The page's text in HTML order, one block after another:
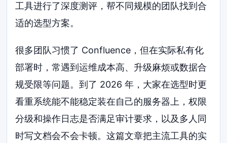
工具进行了深度测评，帮不同规模的团队找到合
适的选型方案。
很多团队习惯了 Confluence，但在实际私有化
部署时，常遇到运维成本高、升级麻烦或数据合
规受限等问题。到了 2026 年，大家在选型时更
看重系统能不能稳定装在自己的服务器上，权限
分级和操作日志是否满足审计要求，以及多人同
时写文档会不会卡顿。这篇文章把主流工具的实